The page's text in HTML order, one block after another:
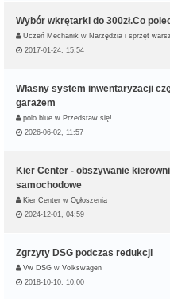
Wybór wkrętarki do 300zł.Co
Uczeń Mechanik w Narzędzia i sprzęt
2017-01-24, 15:54
Własny system inwentaryzacji
garażem
polo.blue w Przedstaw się!
2026-06-02, 11:57
Kier Center - obszywanie
samochodowe
Kier Center w Ogłoszenia
2024-12-01, 04:59
Zgrzyty DSG podczas redukcji
Vw DSG w Volkswagen
2018-10-10, 10:00